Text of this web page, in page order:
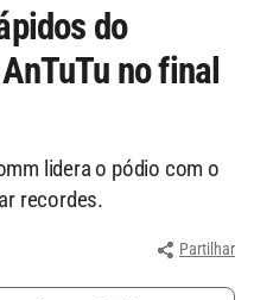
do
no final
lidera o pódio com o
recordes.
Partilhar